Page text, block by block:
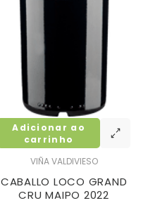
VIÑA VALDIVIESO
CABALLO LOCO GRAND
CRU MAIPO 2022
Adicionar ao
carrinho